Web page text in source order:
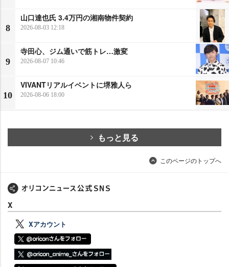
8
山口達也氏 3.4万円の湘南物件契約
2026-08-03 12:18
9
寺田心、ジム通いで筋トレ…激変
2026-08-07 10:46
10
VIVANTリアルイベントに堺雅人ら
2026-08-06 18:00
もっと見る
このページのトップへ
X
Xアカウント